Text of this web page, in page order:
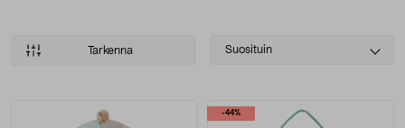
Tarkenna
Select
Suosituin
Tuotteet -44%